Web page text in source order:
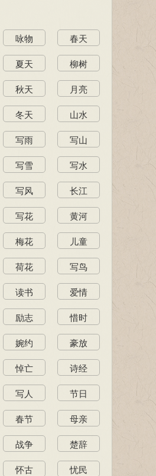
咏物 春天
夏天 柳树
秋天 月亮
冬天 山水
写雨 写山
写雪 写水
写风 长江
写花 黄河
梅花 儿童
荷花 写鸟
读书 爱情
励志 惜时
婉约 豪放
悼亡 诗经
写人 节日
春节 母亲
战争 楚辞
怀古 忧民